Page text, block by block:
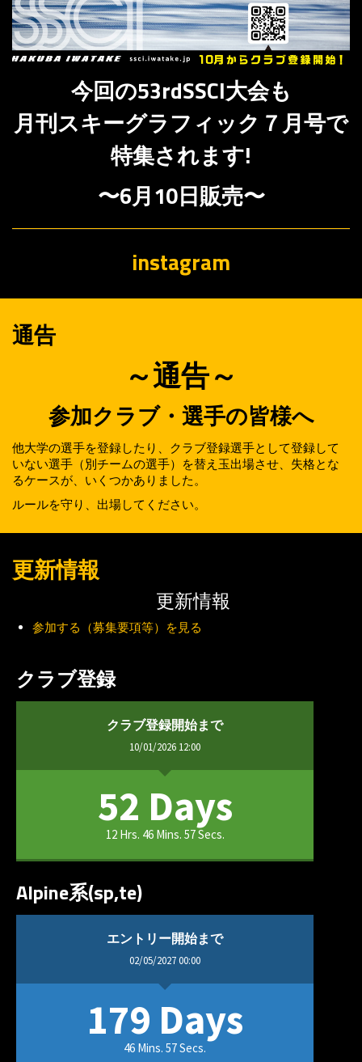
今回の53rdSSCI大会も
月刊スキーグラフィック７月号で
特集されます!
〜6月10日販売〜
instagram
通告
～通告～
参加クラブ・選手の皆様へ
他大学の選手を登録したり、クラブ登録選手として登録して
いない選手（別チームの選手）を替え玉出場させ、失格とな
るケースが、いくつかありました。
ルールを守り、出場してください。
更新情報
更新情報
参加する（募集要項等）を見る
クラブ登録
クラブ登録開始まで
10/01/2026 12:00
52 Days
12 Hrs. 46 Mins. 57 Secs.
Alpine系(sp,te)
エントリー開始まで
02/05/2027 00:00
179 Days
46 Mins. 57 Secs.